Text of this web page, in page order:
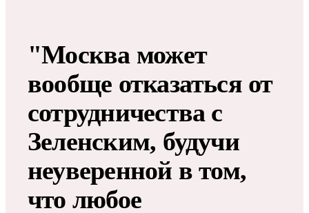
"Москва может
вообще отказаться от
сотрудничества с
Зеленским, будучи
неуверенной в том,
что любое